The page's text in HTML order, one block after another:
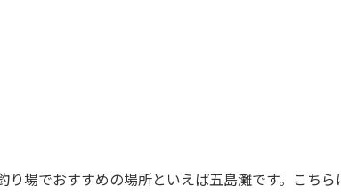
り場でおすすめの場所といえば五島灘です。こち